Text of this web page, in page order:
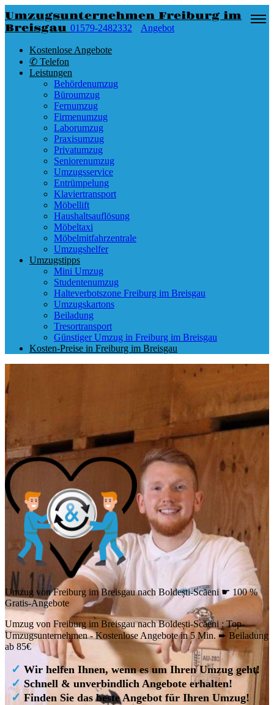
Umzugsunternehmen Freiburg im
Breisgau 01579-2482332 Angebot
Kostenlose Angebote
✆ Telefon
Leistungen
Behördenumzug
Büroumzug
Fernumzug
Firmenumzug
Laborumzug
Praxisumzug
Privatumzug
Seniorenumzug
Umzugsservice
Entrümpelung
Klaviertransport
Möbellift
Haushaltsauflösung
Möbeltaxi
Möbelmitfahrzentrale
Umzugshelfer
Umzugstipps
Mini Umzug
Studentenumzug
Halteverbotszone Freiburg im Breisgau
Umzugskartons
Beiladung
Tresortransport
Günstiger Umzug in Freiburg im Breisgau
Kosten-Preise in Freiburg im Breisgau
Umzug von Freiburg im Breisgau nach Boldești-Scăeni ☛ 100 %
Gratis-Angebote
Umzug von Freiburg im Breisgau nach Boldești-Scăeni : Top-
Umzugsunternehmen - Kostenlose Angebote in 5 Min. ➨ Beiladung
ab 85€
✓ Wir helfen Ihnen, wenn es um Ihren Umzug geht!
✓ Schnell & unverbindlich Angebote erhalten!
✓Finden Sie das beste Angebot für Ihren Umzug!